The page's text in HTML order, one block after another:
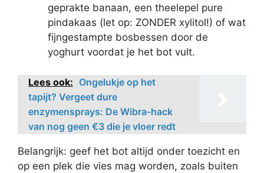
geprakte banaan, een theelepel pure
pindakaas (let op: ZONDER xylitol!) of wat
fijngestampte bosbessen door de
yoghurt voordat je het bot vult.
Lees ook: Ongelukje op het
tapijt? Vergeet dure
enzymensprays: De Wibra-hack
van nog geen €3 die je vloer redt
Belangrijk: geef het bot altijd onder toezicht en
op een plek die vies mag worden, zoals buiten